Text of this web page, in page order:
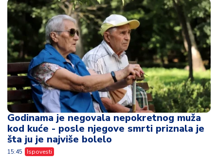
Godinama je negovala nepokretnog muža
kod kuće - posle njegove smrti priznala je
šta ju je najviše bolelo
15:45 Ispovesti